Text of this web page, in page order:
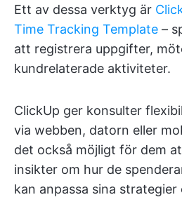
Ett av dessa verktyg är
Time Tracking Template –
att registrera uppgifter,
kundrelaterade aktiviteter.
ClickUp ger konsulter
via webben, datorn eller
det också möjligt för dem
insikter om hur de
kan anpassa sina strategier